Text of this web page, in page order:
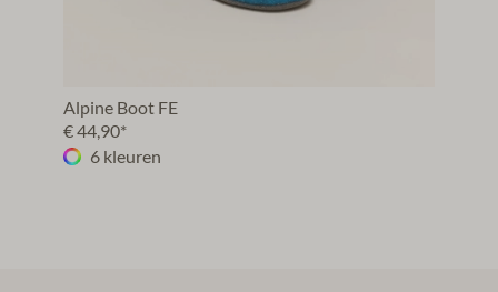
Alpine Boot FE
€ 44,90*
6 kleuren